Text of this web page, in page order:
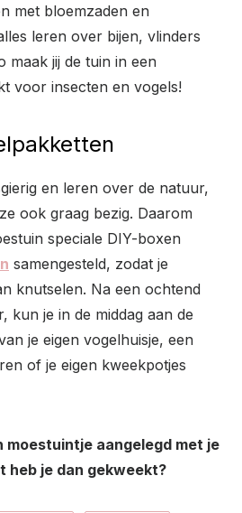
met bloemzaden en
leren over bijen, vlinders
maak jij de tuin in een
voor insecten en vogels!
en leren over de natuur,
ook graag bezig. Daarom
speciale DIY-boxen
samengesteld, zodat je
knutselen. Na een ochtend
kun je in de middag aan de
je eigen vogelhuisje, een
of je eigen kweekpotjes
moestuintje aangelegd met je
heb je dan gekweekt?